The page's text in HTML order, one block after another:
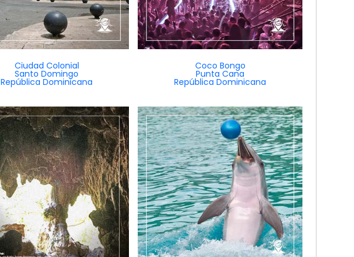
Ciudad Colonial
Santo Domingo
República Dominicana
Coco Bongo
Punta Cana
República Dominicana